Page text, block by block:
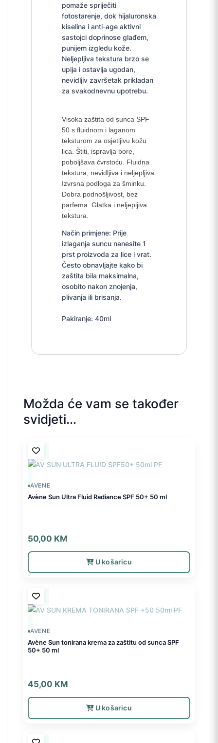
pomaže spriječiti
fotostarenje, dok hijaluronska
kiselina i anti-age aktivni
sastojci doprinose glađem,
punijem izgledu kože.
Neljepljiva tekstura brzo se
upija i ostavlja ugodan,
nevidljiv završetak prikladan
za svakodnevnu upotrebu.
Visoka zaštita od sunca SPF
50 s fluidnom i laganom
teksturom za osjetljivu kožu
lica. Štiti, ispravlja bore,
poboljšava čvrstoću. Fluidna
tekstura, nevidljiva i neljepljiva.
Izvrsna podloga za šminku.
Dobra podnošljivost, bez
parfema. Glatka i neljepljiva
tekstura.
Način primjene: Prije
izlaganja suncu nanesite 1
prst proizvoda za lice i vrat.
Često obnavljajte kako bi
zaštita bila maksimalna,
osobito nakon znojenja,
plivanja ili brisanja.
Pakiranje: 40ml
Možda će vam se također
svidjeti…
AVENE
Avène Sun Ultra Fluid Radiance SPF 50+ 50 ml
50,00 KM
U košaricu
AVENE
Avène Sun tonirana krema za zaštitu od sunca SPF
50+ 50 ml
45,00 KM
U košaricu